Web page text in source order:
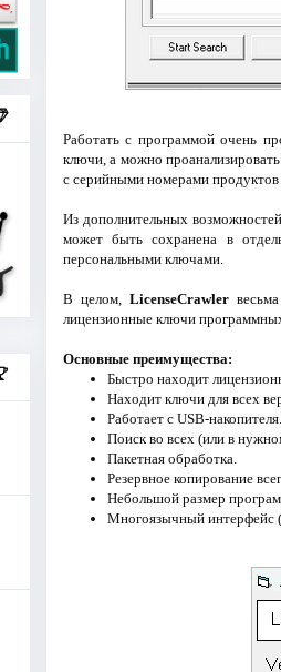
Работать с программой очень
ключи, а можно
с серийными номерами продуктов
Из дополнительных
может быть сохранена в
персональными ключами.
В целом,LicenseCrawler
лицензионные ключи
Основные преимущества:
Быстро находит
Находит ключи для всех
Работает с USB-накопителя.
Поиск во всех (или в
Пакетная обработка.
Резервное копирование
Небольшой размер
Многоязычный интерфейс